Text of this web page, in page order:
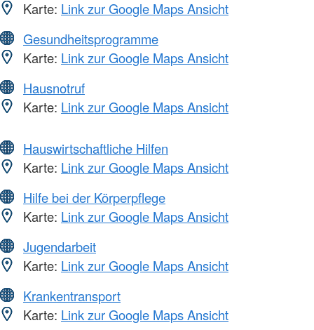
Karte: Link zur Google Maps Ansicht
Gesundheitsprogramme
Karte: Link zur Google Maps Ansicht
Hausnotruf
Karte: Link zur Google Maps Ansicht
Hauswirtschaftliche Hilfen
Karte: Link zur Google Maps Ansicht
Hilfe bei der Körperpflege
Karte: Link zur Google Maps Ansicht
Jugendarbeit
Karte: Link zur Google Maps Ansicht
Krankentransport
Karte: Link zur Google Maps Ansicht